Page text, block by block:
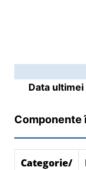
Data
Componente
Categorie/